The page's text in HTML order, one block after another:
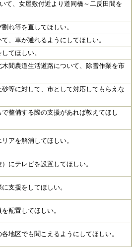
て、女屋敷付近より道同橋～二反田間を
れ等を直してほしい。
、車が通れるようにしてほしい。
てほしい。
間農道生活道路について、除雪作業を市
等に対して、市として対応してもらえな
整備する際の支援があれば教えてほし
アを解消してほしい。
にテレビを設置してほしい。
支援をしてほしい。
配置してほしい。
地区でも聞こえるようにしてほしい。